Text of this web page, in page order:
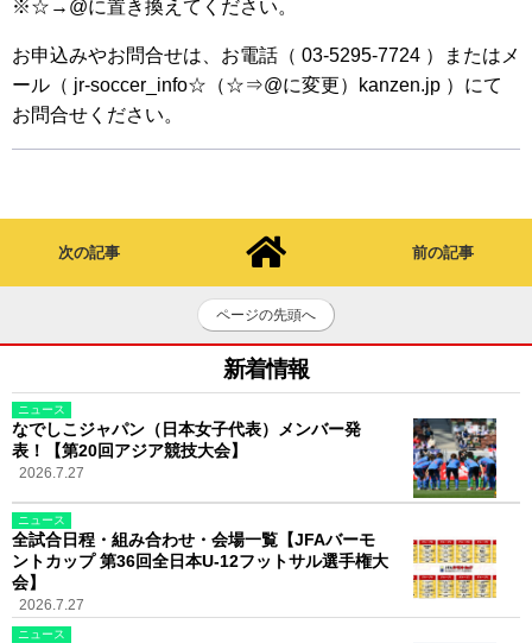
※☆→@に置き換えてください。
お申込みやお問合せは、お電話（ 03-5295-7724 ）またはメ
ール（ jr-soccer_info☆（☆⇒@に変更）kanzen.jp ）にて
お問合せください。
次の記事 前の記事
ページの先頭へ
新着情報
ニュース
なでしこジャパン（日本女子代表）メンバー発
表！【第20回アジア競技大会】
2026.7.27
ニュース
全試合日程・組み合わせ・会場一覧【JFAバーモ
ントカップ 第36回全日本U-12フットサル選手権大
会】
2026.7.27
ニュース